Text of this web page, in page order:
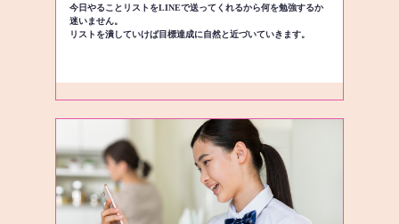
今日やることリストをLINEで送ってくれるから何を勉強するか
迷いません。
リストを潰していけば目標達成に自然と近づいていきます。